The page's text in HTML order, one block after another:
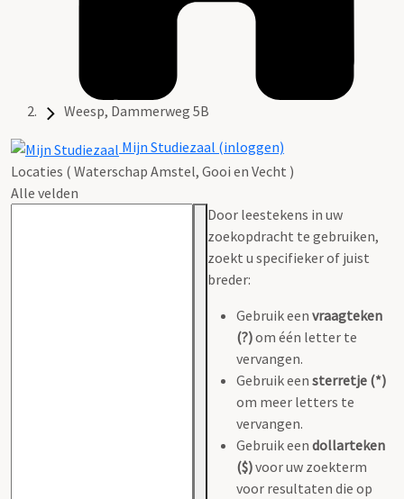
Weesp, Dammerweg 5B
Mijn Studiezaal (inloggen)
Locaties ( Waterschap Amstel, Gooi en Vecht )
Alle velden
Door leestekens in uw
zoekopdracht te gebruiken,
zoekt u specifieker of juist
breder:
Gebruik een vraagteken
(?)om één letter te
vervangen.
Gebruik een sterretje (*)
om meer letters te
vervangen.
Gebruik een dollarteken
($)voor uw zoekterm
voor resultaten die op